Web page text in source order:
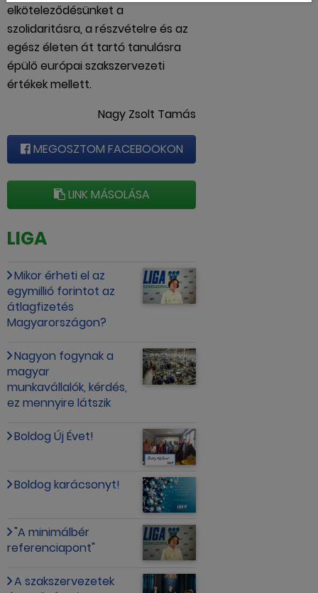
elköteleződésünket a
szolidaritásra, a részvételre és az
egész életen át tartó tanulásra
épülő európai szakszervezeti
értékek mellett.
Nagy Zsolt Tamás
MEGOSZTOM FACEBOOKON
LINK MÁSOLÁSA
LIGA
Mikor érheti el az
egymillió forintot az
átlagfizetés
Magyarországon?
Nagyon fogynak a
magyar
munkavállalók, kérdés,
ez mennyire látszik
Boldog Új Évet!
Boldog karácsonyt!
"A minimálbér
referenciapont"
A szakszervezetek